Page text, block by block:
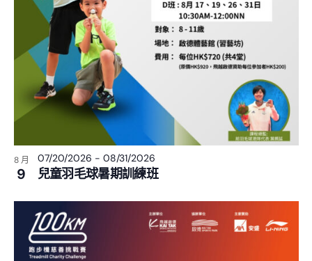
8 月
9
07/20/2026 - 08/31/2026
兒童羽毛球暑期訓練班